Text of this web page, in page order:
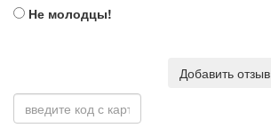
Не молодцы!
Добавить отзыв